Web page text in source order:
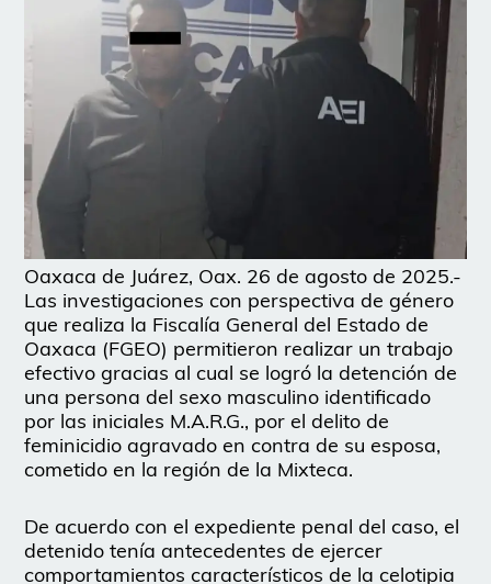
Oaxaca de Juárez, Oax. 26 de agosto de 2025.-
Las investigaciones con perspectiva de género
que realiza la Fiscalía General del Estado de
Oaxaca (FGEO) permitieron realizar un trabajo
efectivo gracias al cual se logró la detención de
una persona del sexo masculino identificado
por las iniciales M.A.R.G., por el delito de
feminicidio agravado en contra de su esposa,
cometido en la región de la Mixteca.
De acuerdo con el expediente penal del caso, el
detenido tenía antecedentes de ejercer
comportamientos característicos de la celotipia